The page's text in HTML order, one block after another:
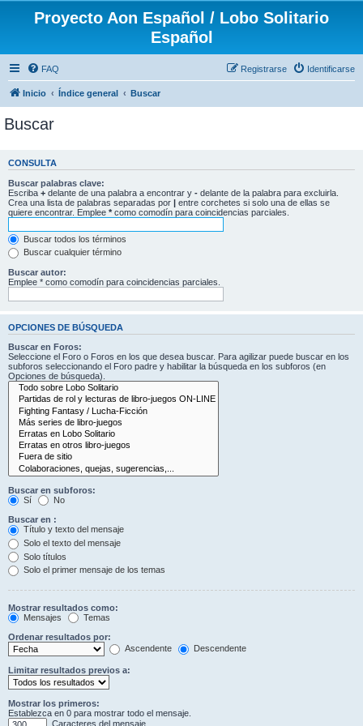
Proyecto Aon Español / Lobo Solitario
Español
FAQ Identificarse
Registrarse
Inicio Índice general Buscar
Buscar
CONSULTA
Buscar palabras clave:
Escriba + delante de una palabra a encontrar y - delante de la palabra para excluirla.
Crea una lista de palabras separadas por | entre corchetes si solo una de ellas se
quiere encontrar. Emplee * como comodín para coincidencias parciales.
Buscar todos los términos
Buscar cualquier término
Buscar autor:
Emplee * como comodín para coincidencias parciales.
OPCIONES DE BÚSQUEDA
Buscar en Foros:
Seleccione el Foro o Foros en los que desea buscar. Para agilizar puede buscar en los
subforos seleccionando el Foro padre y habilitar la búsqueda en los subforos (en
Opciones de búsqueda).
Buscar en subforos:
Sí
No
Buscar en :
Título y texto del mensaje
Solo el texto del mensaje
Solo títulos
Solo el primer mensaje de los temas
Mostrar resultados como:
Mensajes
Temas
Ordenar resultados por:
Ascendente
Descendente
Limitar resultados previos a:
Mostrar los primeros:
Establezca en 0 para mostrar todo el mensaje.
Caracteres del mensaje